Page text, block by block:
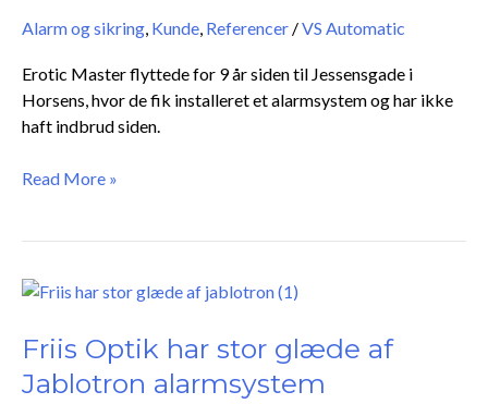
Alarm og sikring Kunde Referencer /VS Automatic
Erotic Master flyttede for 9 år siden til Jessensgade i
Horsens, hvor de fik installeret et alarmsystem og har ikke
haft indbrud siden.
enkelt
Read More »
Friis Optik har stor glæde af
Jablotron alarmsystem
Friis
har
glæde